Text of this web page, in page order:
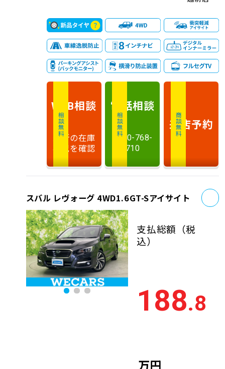
相談無料
WEB相談
最新の在庫
状況を確認
相談無料
電話相談
0120-768-
710
商談無料
来店予約
スバル レヴォーグ 4WD1.6GT-Sアイサイト
支払総額 （税
込）
188.8
万円